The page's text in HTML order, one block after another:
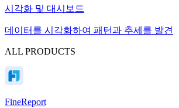
시각화 및 대시보드
데이터를 시각화하여 패턴과 추세를 발견
ALL PRODUCTS
FineReport